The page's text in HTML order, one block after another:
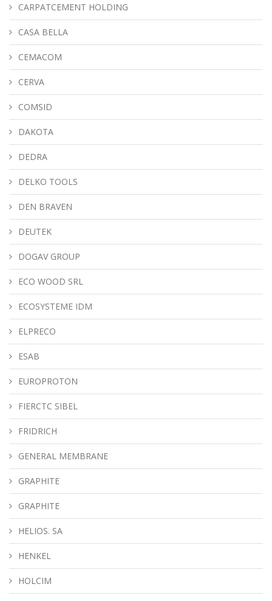
CARPATCEMENT HOLDING
CASA BELLA
CEMACOM
CERVA
COMSID
DAKOTA
DEDRA
DELKO TOOLS
DEN BRAVEN
DEUTEK
DOGAV GROUP
ECO WOOD SRL
ECOSYSTEME IDM
ELPRECO
ESAB
EUROPROTON
FIERCTC SIBEL
FRIDRICH
GENERAL MEMBRANE
GRAPHITE
GRAPHITE
HELIOS. SA
HENKEL
HOLCIM